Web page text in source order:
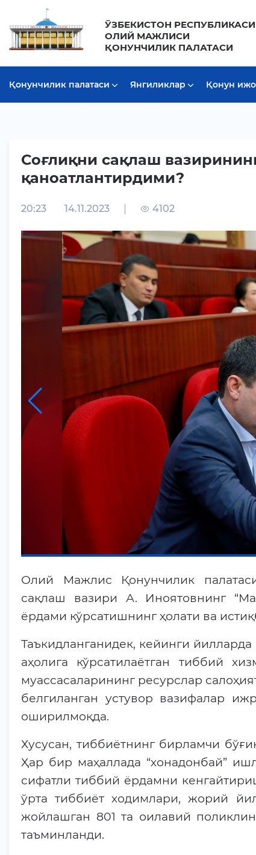
ЎЗБЕКИСТОН РЕСПУБЛИКАСИ
ОЛИЙ МАЖЛИСИ
ҚОНУНЧИЛИК ПАЛАТАСИ
Қонунчилик палатаси Янгиликлар Қонун
Соғлиқни сақлаш
қаноатлантирдими?
20:23 14.11.2023 4102
Олий Мажлис Қонунчилик
сақлаш вазири А. Иноятовнинг
ёрдами кўрсатишнинг ҳолати ва
Таъкидланганидек, кейинги
аҳолига кўрсатилаётган тиббий
муассасаларининг ресурслар
белгиланган устувор вазифалар
оширилмоқда.
Хусусан, тиббиётнинг бирламчи
Ҳар бир маҳаллада “хонадонбай”
сифатли тиббий ёрдамни
ўрта тиббиёт ходимлари, жорий
жойлашган 801 та оилавий
таъминланди.